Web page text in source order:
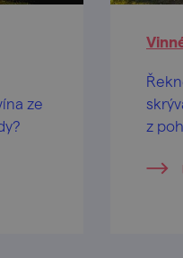
ze
z